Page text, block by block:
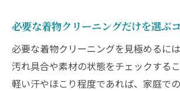
必要な着物クリーニングだけを選ぶ
必要な着物クリーニングを見極めるに
汚れ具合や素材の状態をチェックするこ
軽い汗やほこり程度であれば、家庭で